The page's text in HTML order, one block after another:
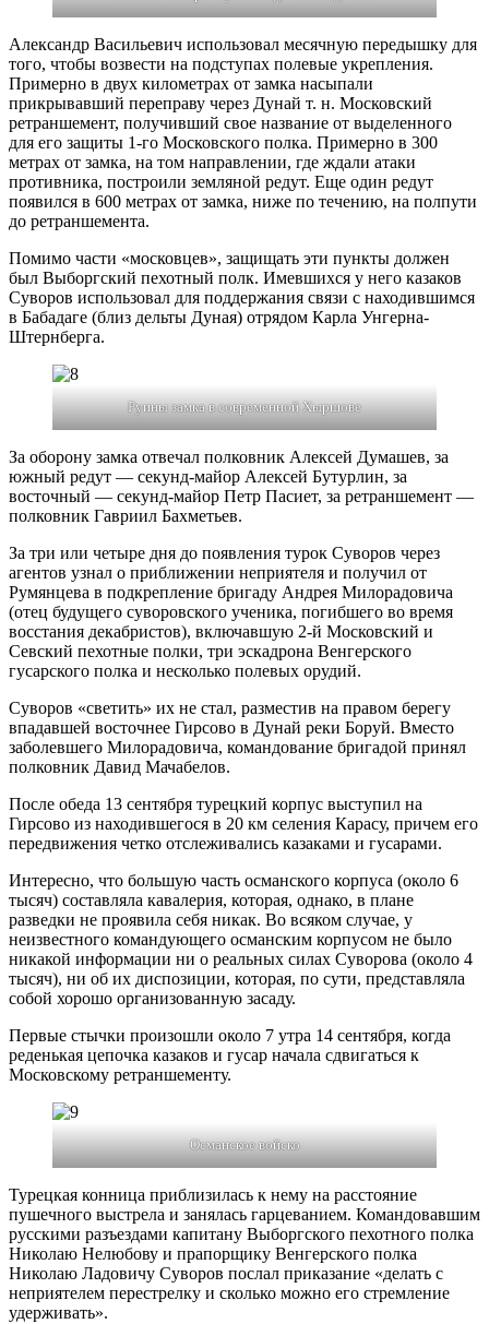
Александр Васильевич использовал месячную передышку для
того, чтобы возвести на подступах полевые укрепления.
Примерно в двух километрах от замка насыпали
прикрывавший переправу через Дунай т. н. Московский
ретраншемент, получивший свое название от выделенного
для его защиты 1-го Московского полка. Примерно в 300
метрах от замка, на том направлении, где ждали атаки
противника, построили земляной редут. Еще один редут
появился в 600 метрах от замка, ниже по течению, на полпути
до ретраншемента.
Помимо части «московцев», защищать эти пункты должен
был Выборгский пехотный полк. Имевшихся у него казаков
Суворов использовал для поддержания связи с находившимся
в Бабадаге (близ дельты Дуная) отрядом Карла Унгерна-
Штернберга.
Руины замка в современной Хыршове
За оборону замка отвечал полковник Алексей Думашев, за
южный редут — секунд-майор Алексей Бутурлин, за
восточный — секунд-майор Петр Пасиет, за ретраншемент —
полковник Гавриил Бахметьев.
За три или четыре дня до появления турок Суворов через
агентов узнал о приближении неприятеля и получил от
Румянцева в подкрепление бригаду Андрея Милорадовича
(отец будущего суворовского ученика, погибшего во время
восстания декабристов), включавшую 2-й Московский и
Севский пехотные полки, три эскадрона Венгерского
гусарского полка и несколько полевых орудий.
Суворов «светить» их не стал, разместив на правом берегу
впадавшей восточнее Гирсово в Дунай реки Боруй. Вместо
заболевшего Милорадовича, командование бригадой принял
полковник Давид Мачабелов.
После обеда 13 сентября турецкий корпус выступил на
Гирсово из находившегося в 20 км селения Карасу, причем его
передвижения четко отслеживались казаками и гусарами.
Интересно, что большую часть османского корпуса (около 6
тысяч) составляла кавалерия, которая, однако, в плане
разведки не проявила себя никак. Во всяком случае, у
неизвестного командующего османским корпусом не было
никакой информации ни о реальных силах Суворова (около 4
тысяч), ни об их диспозиции, которая, по сути, представляла
собой хорошо организованную засаду.
Первые стычки произошли около 7 утра 14 сентября, когда
реденькая цепочка казаков и гусар начала сдвигаться к
Московскому ретраншементу.
Османское войско
Турецкая конница приблизилась к нему на расстояние
пушечного выстрела и занялась гарцеванием. Командовавшим
русскими разъездами капитану Выборгского пехотного полка
Николаю Нелюбову и прапорщику Венгерского полка
Николаю Ладовичу Суворов послал приказание «делать с
неприятелем перестрелку и сколько можно его стремление
удерживать».